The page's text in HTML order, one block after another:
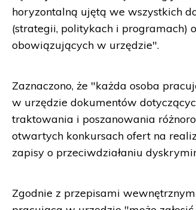
horyzontalną ujętą we wszystkich
(strategii, politykach i programach)
obowiązujących w urzędzie".
Zaznaczono, że "każda osoba
w urzędzie dokumentów
traktowania i poszanowania
otwartych konkursach ofert na
zapisy o przeciwdziałaniu
Zgodnie z przepisami